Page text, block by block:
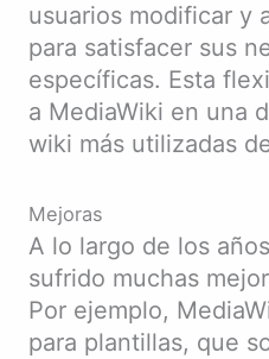
usuarios modificar y
para satisfacer sus
específicas. Esta
a MediaWiki en una
wiki más utilizadas
Mejoras
A lo largo de los
sufrido muchas
Por ejemplo,
para plantillas, que